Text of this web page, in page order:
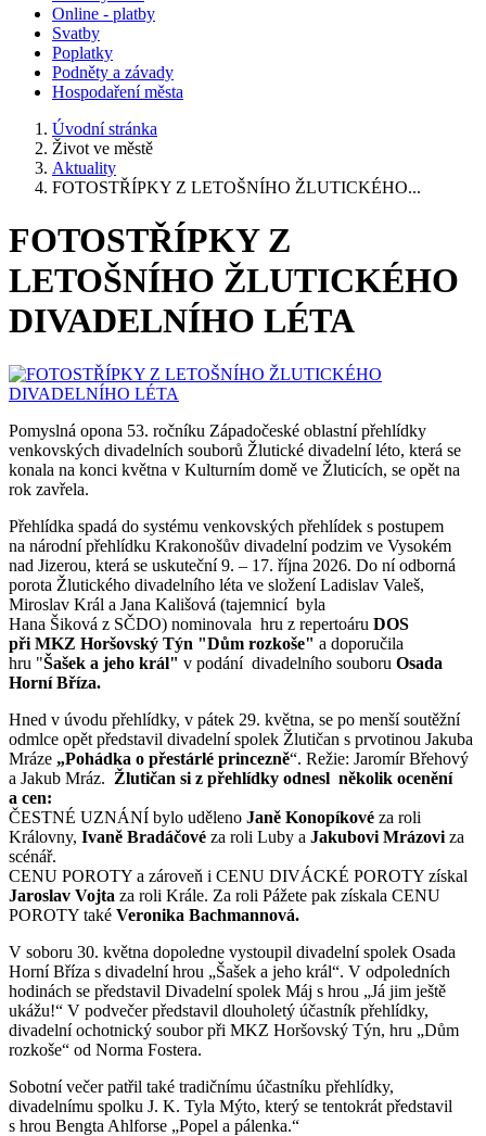
Online - platby
Svatby
Poplatky
Podněty a závady
Hospodaření města
Úvodní stránka
Život ve městě
Aktuality
FOTOSTŘÍPKY Z LETOŠNÍHO ŽLUTICKÉHO...
FOTOSTŘÍPKY Z
LETOŠNÍHO ŽLUTICKÉHO
DIVADELNÍHO LÉTA
Pomyslná opona 53. ročníku Západočeské oblastní přehlídky
venkovských divadelních souborů Žlutické divadelní léto, která se
konala na konci května v Kulturním domě ve Žluticích, se opět na
rok zavřela.
Přehlídka spadá do systému venkovských přehlídek s postupem
na národní přehlídku Krakonošův divadelní podzim ve Vysokém
nad Jizerou, která se uskuteční 9. – 17. října 2026. Do ní odborná
porota Žlutického divadelního léta ve složení Ladislav Valeš,
Miroslav Král a Jana Kališová (tajemnicí byla
Hana Šiková z SČDO) nominovala hru z repertoáru DOS
při MKZ Horšovský Týn "Dům rozkoše" a doporučila
hru "Šašek a jeho král" v podání divadelního souboru Osada
Horní Bříza.
Hned v úvodu přehlídky, v pátek 29. května, se po menší soutěžní
odmlce opět představil divadelní spolek Žlutičan s prvotinou Jakuba
Mráze „Pohádka o přestárlé princezně“. Režie: Jaromír Břehový
a Jakub Mráz. Žlutičan si z přehlídky odnesl několik ocenění
a cen:
ČESTNÉ UZNÁNÍ bylo uděleno Janě Konopíkové za roli
Královny, Ivaně Bradáčové za roli Luby a Jakubovi Mrázovi za
scénář.
CENU POROTY a zároveň i CENU DIVÁCKÉ POROTY získal
Jaroslav Vojta za roli Krále. Za roli Pážete pak získala CENU
POROTY také Veronika Bachmannová.
V soboru 30. května dopoledne vystoupil divadelní spolek Osada
Horní Bříza s divadelní hrou „Šašek a jeho král“. V odpoledních
hodinách se představil Divadelní spolek Máj s hrou „Já jim ještě
ukážu!“ V podvečer představil dlouholetý účastník přehlídky,
divadelní ochotnický soubor při MKZ Horšovský Týn, hru „Dům
rozkoše“ od Norma Fostera.
Sobotní večer patřil také tradičnímu účastníku přehlídky,
divadelnímu spolku J. K. Tyla Mýto, který se tentokrát představil
s hrou Bengta Ahlforse „Popel a pálenka.“